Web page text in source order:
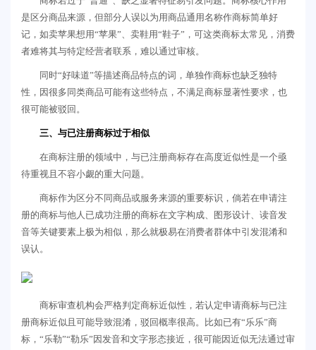
是区分商品来源，但部分人误以为用商品通用名称作商标简单好
记，如卖苹果想用“苹果”、卖鞋用“鞋子”，可这类商标太常见，消费
者难将其与特定经营者联系，难以通过审核。
同时“好味道”等描述商品特点的词，单独作商标也缺乏独特
性，因很多同类商品可能有这些特点，不满足商标显著性要求，也
很可能被驳回。
三、与已注册商标过于相似
在商标注册的领域中，与已注册商标存在高度近似性是一个亟
待重视且不容小觑的重大问题。
商标作为区分不同商品或服务来源的重要标识，倘若在申请注
册的商标与他人已成功注册的商标在文字构成、图形设计、读音发
音等关键要素上极为相似，那么就极易在消费者群体中引发混淆和
误认。
商标审查机构会严格判定商标近似性，若认定申请商标与已注
册商标近似且可能导致混淆，驳回概率很高。比如已有“乐乐”商
标，“乐勒”“勒乐”因发音和文字形态接近，很可能因近似无法通过审